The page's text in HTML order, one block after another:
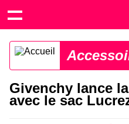
Givenchy lance
avec le sac